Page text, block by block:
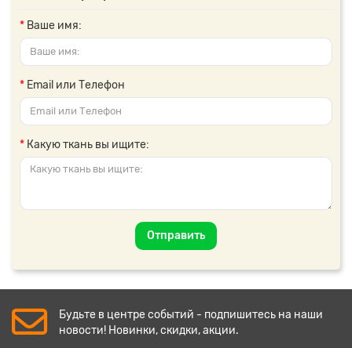
Ваше имя:
Email или Телефон
Какую ткань вы ищите:
Отправить
Будьте в центре событий - подпишитесь на наши
новости! Новинки, скидки, акции.